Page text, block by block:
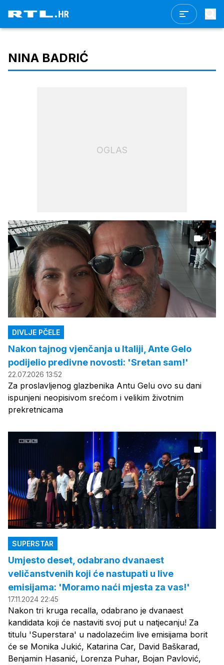
NINA BADRIĆ
OGLAS
DIVLJE PČELE
Nakon tajnog vjenčanja u Italiji, Ante Gelo
podijelio predivne novosti: 'Sretan sam!'
22.07.2026 13:52
Za proslavljenog glazbenika Antu Gelu ovo su dani
ispunjeni neopisivom srećom i velikim životnim
prekretnicama
SUPERSTAR
Umjesto deset, odabrano dvanaest
veličanstvenih koji će nastupati u live
emisijama: 'Moramo naći mjesta za vas!'
17.11.2024 22:45
Nakon tri kruga recalla, odabrano je dvanaest
kandidata koji će nastaviti svoj put u natjecanju! Za
titulu 'Superstara' u nadolazećim live emisijama borit
će se Monika Jukić, Katarina Car, David Baškarad,
Benjamin Hasanić, Lorenza Puhar, Bojan Pavlović,